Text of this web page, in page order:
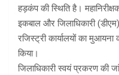
हड़कंप की स्थिति है।
इकबाल और जिलाधिकारी
रजिस्ट्री कार्यालयों का
किया।
जिलाधिकारी स्वयं प्रकरण की